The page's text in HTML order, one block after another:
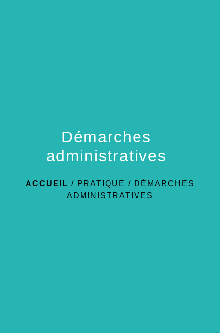
Démarches
administratives
ACCUEIL / PRATIQUE / DÉMARCHES
ADMINISTRATIVES